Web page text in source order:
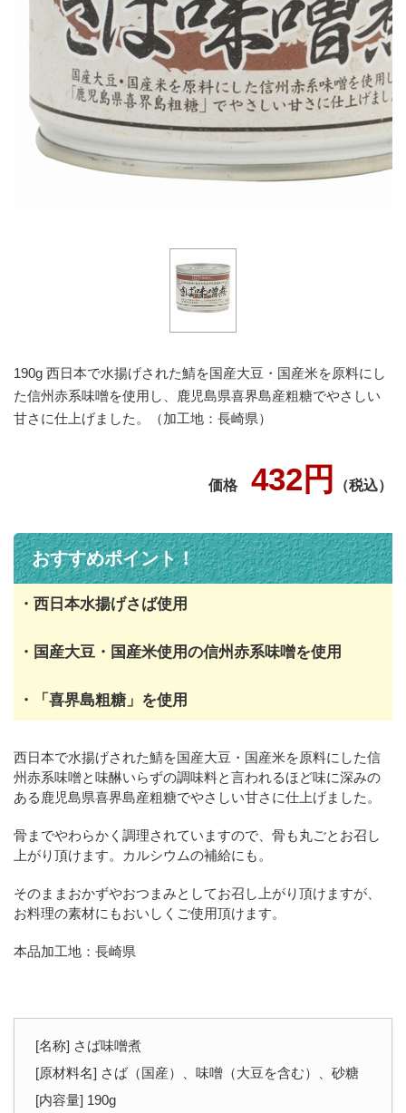
190g 西日本で水揚げされた鯖を国産大豆・国産米を原料にし
た信州赤系味噌を使用し、鹿児島県喜界島産粗糖でやさしい
甘さに仕上げました。（加工地：長崎県）
価格 432円 （税込）
おすすめポイント！
・西日本水揚げさば使用
・国産大豆・国産米使用の信州赤系味噌を使用
・「喜界島粗糖」を使用
西日本で水揚げされた鯖を国産大豆・国産米を原料にした信
州赤系味噌と味醂いらずの調味料と言われるほど味に深みの
ある鹿児島県喜界島産粗糖でやさしい甘さに仕上げました。
骨までやわらかく調理されていますので、骨も丸ごとお召し
上がり頂けます。カルシウムの補給にも。
そのままおかずやおつまみとしてお召し上がり頂けますが、
お料理の素材にもおいしくご使用頂けます。
本品加工地：長崎県
[名称] さば味噌煮
[原材料名] さば（国産）、味噌（大豆を含む）、砂糖
[内容量] 190g